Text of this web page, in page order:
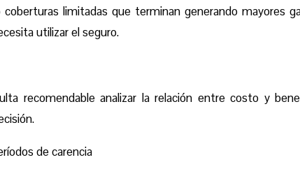
coberturas limitadas que terminan generando mayores
utilizar el seguro.
recomendable analizar la relación entre costo y
.
de carencia